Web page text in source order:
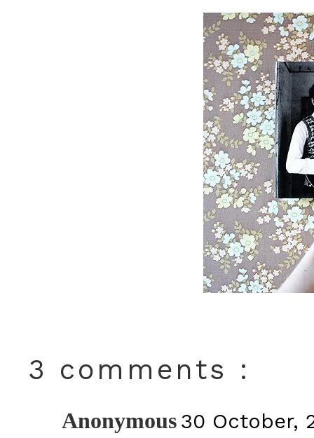
3 comments :
Anonymous 30 October,